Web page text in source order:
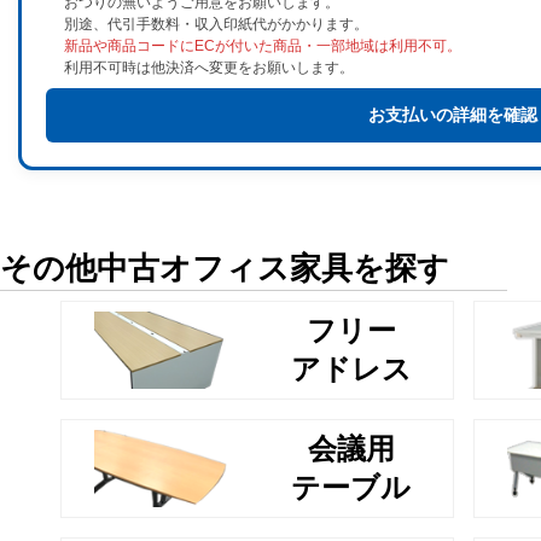
別途、代引手数料・収入印紙代がかかります。
新品や商品コードにECが付いた商品・一部地域は利用不可。
利用不可時は他決済へ変更をお願いします。
お支払いの詳細を確認
その他中古オフィス家具を探す
フリー
アドレス
会議用
テーブル